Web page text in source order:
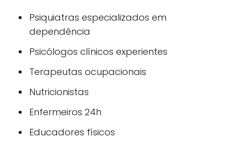
Psiquiatras especializados em
dependência
Psicólogos clínicos experientes
Terapeutas ocupacionais
Nutricionistas
Enfermeiros 24h
Educadores físicos